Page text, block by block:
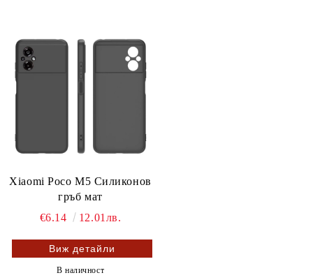
Xiaomi Poco M5 Силиконов
гръб мат
€6.14
12.01лв.
Виж детайли
В наличност